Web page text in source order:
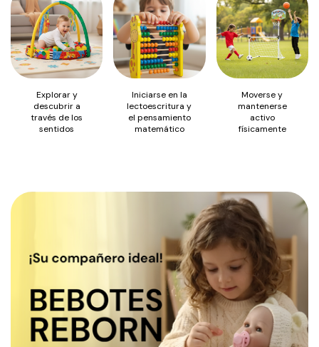
Explorar y
descubrir a
través de los
sentidos
Iniciarse en la
lectoescritura y
el pensamiento
matemático
Moverse y
mantenerse
activo
físicamente